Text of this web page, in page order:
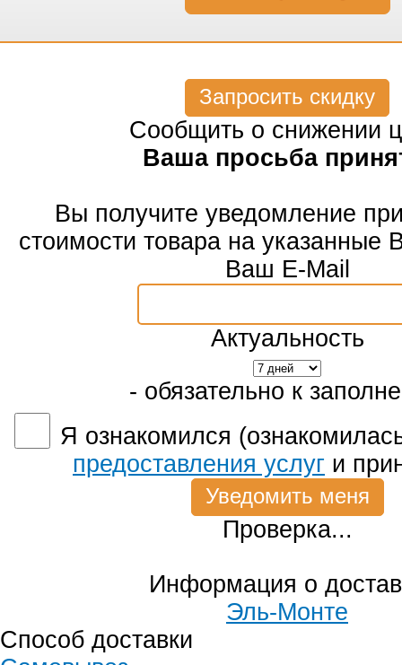
Запросить скидку
Сообщить о снижении
Ваша просьба
Вы получите уведомление
стоимости товара на указанные
Ваш E-Mail
Актуальность
- обязательно к
Я ознакомился
предоставления услуг и
Проверка...
Информация о
Эль-Монте
Способ доставки